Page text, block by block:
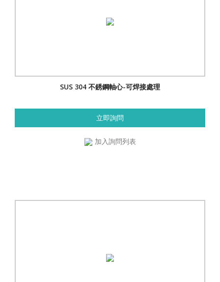
SUS 304 不銹鋼軸心-可焊接處理
立即詢問
加入詢問列表